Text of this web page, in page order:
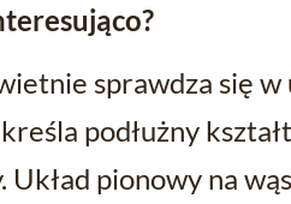
sprawdza się
podłużny
Układ pionowy na